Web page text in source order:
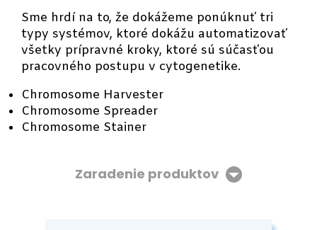
Sme hrdí na to, že dokážeme ponúknuť tri
typy systémov, ktoré dokážu automatizovať
všetky prípravné kroky, ktoré sú súčasťou
pracovného postupu v cytogenetike.
Chromosome Harvester
Chromosome Spreader
Chromosome Stainer
Zaradenie produktov